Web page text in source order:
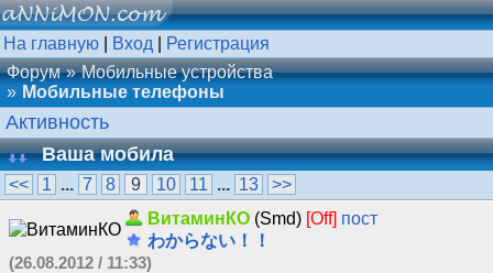
На главную Вход
Регистрация
Форум
Мобильные устройства
Мобильные телефоны
Активность
Ваша мобила
<< 1 ... 7 8 9 10 11 ... 13
>>
ВитаминКО (Smd) [Off] пост
わからない！！
(26.08.2012 / 11:33)